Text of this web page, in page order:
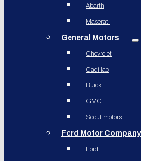
Abarth
Maserati
General Motors
Chevrolet
Cadillac
Buick
GMC
Scout motors
Ford Motor Company
Ford